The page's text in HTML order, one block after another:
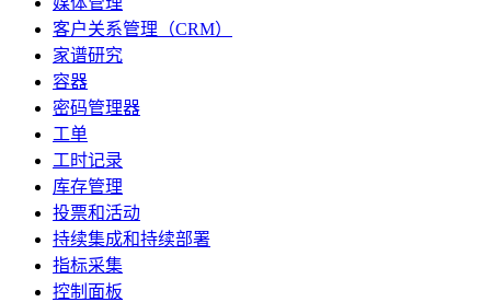
客户关系管理（CRM）
家谱研究
容器
密码管理器
工单
工时记录
库存管理
投票和活动
持续集成和持续部署
指标采集
控制面板